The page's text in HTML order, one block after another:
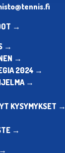
→
→
→
2024 →
→
KYSYMYKSET →
→